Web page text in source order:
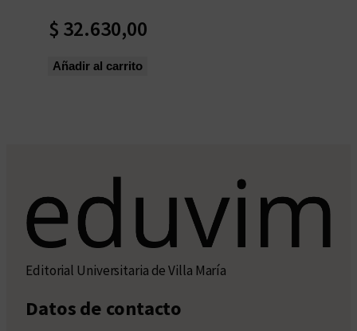
$ 32.630,00
Añadir al carrito
Editorial Universitaria de Villa María
Datos de contacto